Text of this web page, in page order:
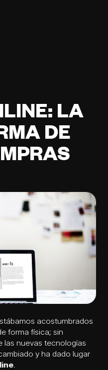
LA
DE
acostumbrados
forma física; sin
las nuevas tecnologías
y ha dado lugar
.